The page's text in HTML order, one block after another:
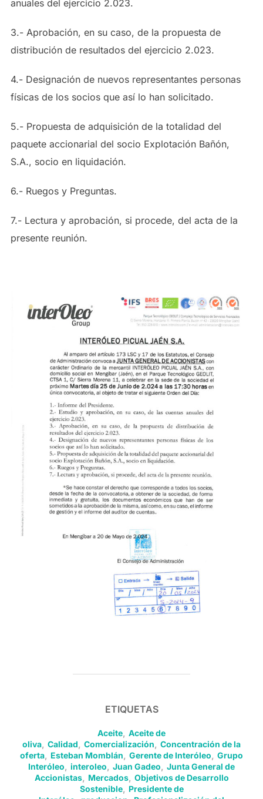
anuales del ejercicio 2.023.
3.- Aprobación, en su caso, de la propuesta de
distribución de resultados del ejercicio 2.023.
4.- Designación de nuevos representantes personas
físicas de los socios que así lo han solicitado.
5.- Propuesta de adquisición de la totalidad del
paquete accionarial del socio Explotación Bañón,
S.A., socio en liquidación.
6.- Ruegos y Preguntas.
7.- Lectura y aprobación, si procede, del acta de la
presente reunión.
ETIQUETAS
Aceite Aceite de
oliva Calidad Comercialización
Concentración de la
oferta
Esteban Momblán Gerente de Interóleo
Grupo
Interóleo
interoleo Juan Gadeo
Junta General de
Accionistas, Mercados, Objetivos de Desarrollo
Sostenible,
Presidente de